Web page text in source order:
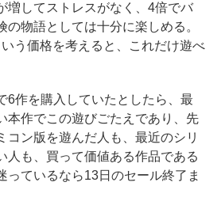
してストレスがなく、4倍でバ
の物語としては十分に楽しめる。
う価格を考えると、これだけ遊べ
作を購入していたとしたら、最
本作でこの遊びごたえであり、先
コン版を遊んだ人も、最近のシリ
人も、買って価値ある作品である
っているなら13日のセール終了ま